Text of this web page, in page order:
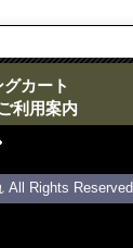
カート
利用案内
All Rights Reserved.